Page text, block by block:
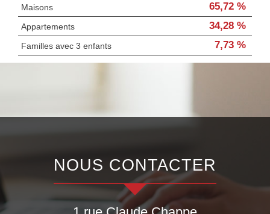
Maisons 65,72 %
Appartements 34,28 %
Familles avec 3 enfants 7,73 %
NOUS CONTACTER